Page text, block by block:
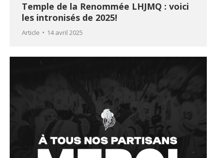
Temple de la Renommée LHJMQ : voici
les intronisés de 2025!
Article 14 avril 2025